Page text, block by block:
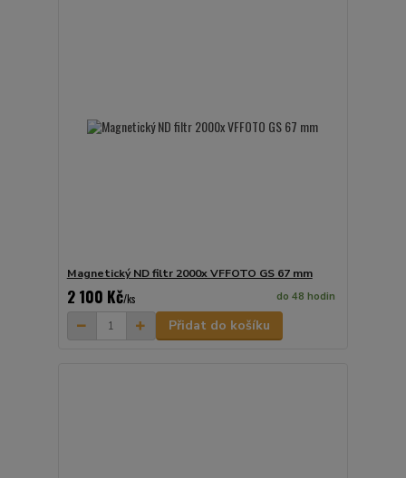
Magnetický ND filtr 2000x VFFOTO GS 67 mm
2 100 Kč/ks do 48 hodin
Přidat do košíku